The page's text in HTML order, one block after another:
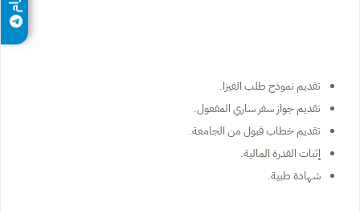
تقديم نموذج طلب الفيزا.
تقديم جواز سفر ساري المفعول.
تقديم خطاب قبول من الجامعة.
إثبات القدرة المالية.
شهادة طبية.